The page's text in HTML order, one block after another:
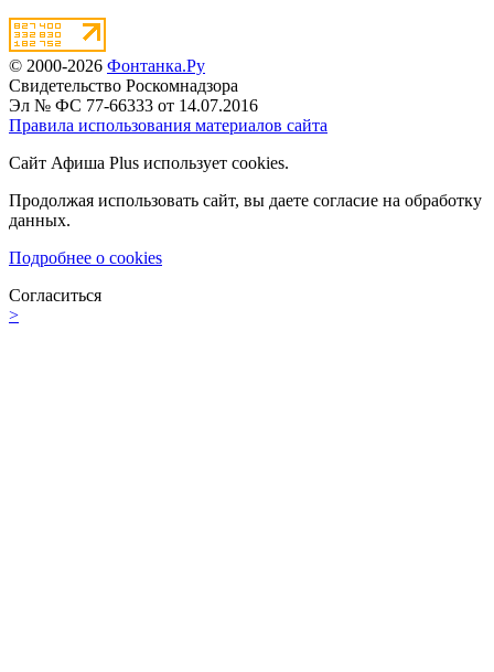
© 2000-2026 Фонтанка.Ру
Свидетельство Роскомнадзора
Эл № ФС 77-66333 от 14.07.2016
Правила использования материалов сайта
Сайт Афиша Plus использует cookies.
Продолжая использовать сайт, вы даете согласие на обработку
данных.
Подробнее о cookies
Согласиться
>